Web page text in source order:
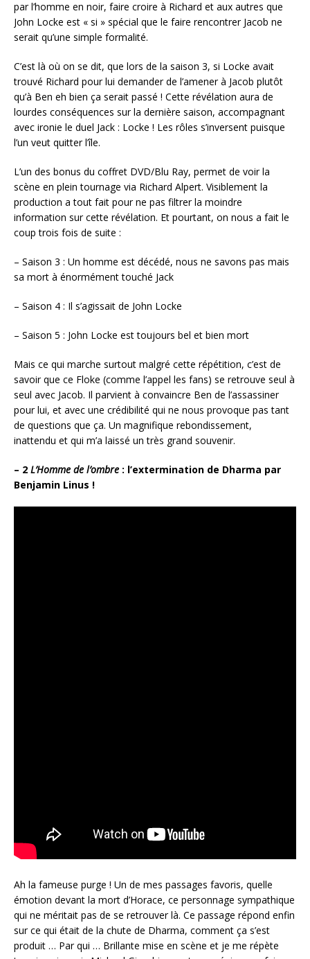
par l’homme en noir, faire croire à Richard et aux autres que
John Locke est « si » spécial que le faire rencontrer Jacob ne
serait qu’une simple formalité.
C’est là où on se dit, que lors de la saison 3, si Locke avait
trouvé Richard pour lui demander de l’amener à Jacob plutôt
qu’à Ben eh bien ça serait passé ! Cette révélation aura de
lourdes conséquences sur la dernière saison, accompagnant
avec ironie le duel Jack : Locke ! Les rôles s’inversent puisque
l’un veut quitter l’île.
L’un des bonus du coffret DVD/Blu Ray, permet de voir la
scène en plein tournage via Richard Alpert. Visiblement la
production a tout fait pour ne pas filtrer la moindre
information sur cette révélation. Et pourtant, on nous a fait le
coup trois fois de suite :
– Saison 3 : Un homme est décédé, nous ne savons pas mais
sa mort à énormément touché Jack
– Saison 4 : Il s’agissait de John Locke
– Saison 5 : John Locke est toujours bel et bien mort
Mais ce qui marche surtout malgré cette répétition, c’est de
savoir que ce Floke (comme l’appel les fans) se retrouve seul à
seul avec Jacob. Il parvient à convaincre Ben de l’assassiner
pour lui, et avec une crédibilité qui ne nous provoque pas tant
de questions que ça. Un magnifique rebondissement,
inattendu et qui m’a laissé un très grand souvenir.
– 2 L’Homme de l’ombre : l’extermination de Dharma par
Benjamin Linus !
Ah la fameuse purge ! Un de mes passages favoris, quelle
émotion devant la mort d’Horace, ce personnage sympathique
qui ne méritait pas de se retrouver là. Ce passage répond enfin
sur ce qui était de la chute de Dharma, comment ça s’est
produit … Par qui … Brillante mise en scène et je me répète